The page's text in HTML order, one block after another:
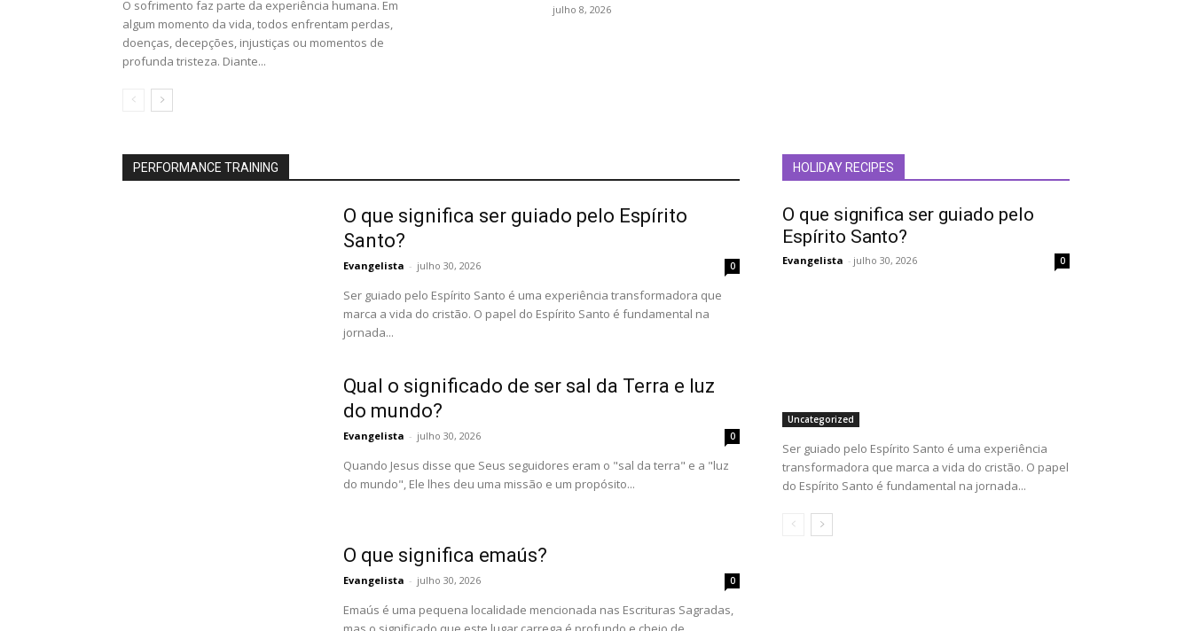
O sofrimento faz parte da experiência humana. Em
algum momento da vida, todos enfrentam perdas,
doenças, decepções, injustiças ou momentos de
profunda tristeza. Diante...
julho 8, 2026
PERFORMANCE TRAINING
O que significa ser guiado pelo Espírito
Santo?
Evangelista - julho 30, 2026 0
Ser guiado pelo Espírito Santo é uma experiência transformadora que
marca a vida do cristão. O papel do Espírito Santo é fundamental na
jornada...
Qual o significado de ser sal da Terra e luz
do mundo?
Evangelista - julho 30, 2026 0
Quando Jesus disse que Seus seguidores eram o "sal da terra" e a "luz
do mundo", Ele lhes deu uma missão e um propósito...
O que significa emaús?
Evangelista - julho 30, 2026 0
Emaús é uma pequena localidade mencionada nas Escrituras Sagradas,
HOLIDAY RECIPES
O que significa ser guiado pelo
Espírito Santo?
Evangelista - julho 30, 2026 0
Uncategorized
Ser guiado pelo Espírito Santo é uma experiência
transformadora que marca a vida do cristão. O papel
do Espírito Santo é fundamental na jornada...